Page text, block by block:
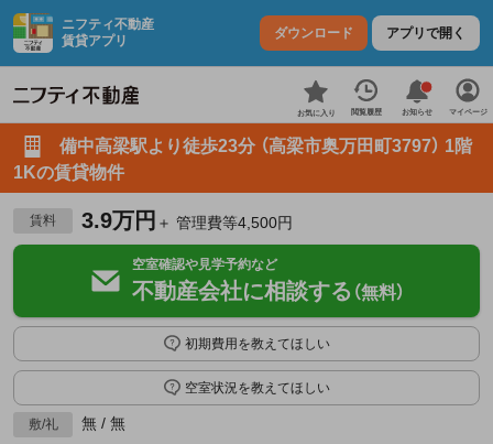
ニフティ不動産
賃貸アプリ
ダウンロード アプリで開く
お気に入り 閲覧履歴 お知らせ マイページ
備中高梁駅より徒歩23分 （高梁市奥万田町3797） 1階
1Kの賃貸物件
賃料 3.9万円 ＋ 管理費等4,500円
空室確認や見学予約など
不動産会社に相談する （無料）
初期費用を教えてほしい
空室状況を教えてほしい
敷/礼 無 / 無